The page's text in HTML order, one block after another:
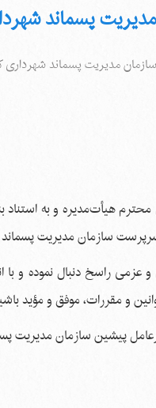
پسماند
مدیریت پسماند
سازمان مدیریت
عزمی راسخ دنبال نموده و
و مقررات، موفق و مؤید
پیشین سازمان مدیریت